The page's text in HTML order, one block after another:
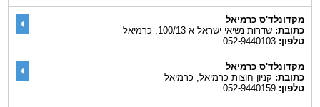
מקדונלד'ס כרמיאל
כתובת:שדרות נשיאי ישראל א 100/13, כרמיאל
טלפון:052-9440103
מקדונלד'ס כרמיאל
כתובת:קניון חוצות כרמיאל, כרמיאל
טלפון:052-9440159